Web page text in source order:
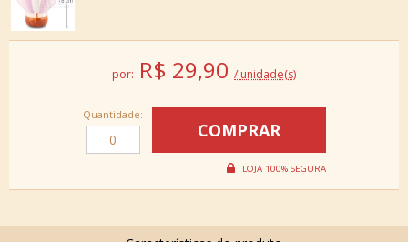
por: R$ 29,90 / unidade(s)
Quantidade: